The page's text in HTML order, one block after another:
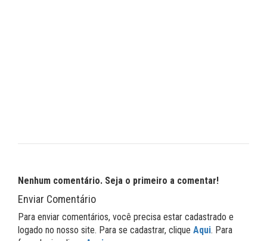
Nenhum comentário. Seja o primeiro a comentar!
Enviar Comentário
Para enviar comentários, você precisa estar cadastrado e
logado no nosso site. Para se cadastrar, clique Aqui. Para